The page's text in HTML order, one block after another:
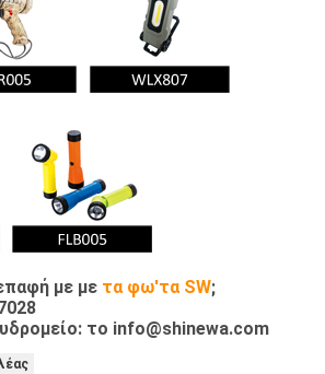
με με τα φω'τα SW;
το info@shinewa.com